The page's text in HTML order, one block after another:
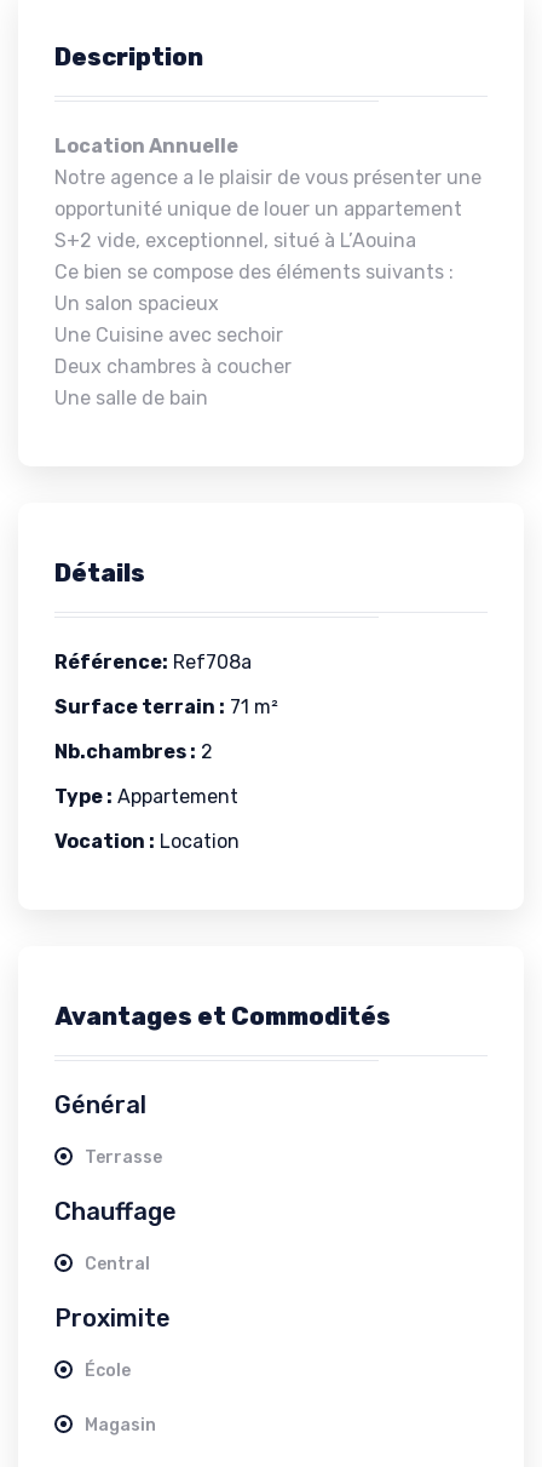
Description
Location Annuelle
Notre agence a le plaisir de vous présenter une
opportunité unique de louer un appartement
S+2 vide, exceptionnel, situé à L’Aouina
Ce bien se compose des éléments suivants :
Un salon spacieux
Une Cuisine avec sechoir
Deux chambres à coucher
Une salle de bain
Détails
Référence: Ref708a
Surface terrain : 71 m²
Nb.chambres : 2
Type : Appartement
Vocation : Location
Avantages et Commodités
Général
Terrasse
Chauffage
Central
Proximite
École
Magasin